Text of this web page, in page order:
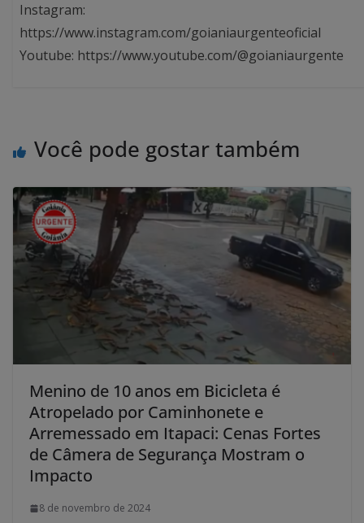
Instagram:
https://www.instagram.com/goianiaurgenteoficial
Youtube: https://www.youtube.com/@goianiaurgente
Você pode gostar também
Menino de 10 anos em Bicicleta é
Atropelado por Caminhonete e
Arremessado em Itapaci: Cenas Fortes
de Câmera de Segurança Mostram o
Impacto
8 de novembro de 2024